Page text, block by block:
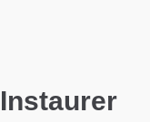
Instaurer